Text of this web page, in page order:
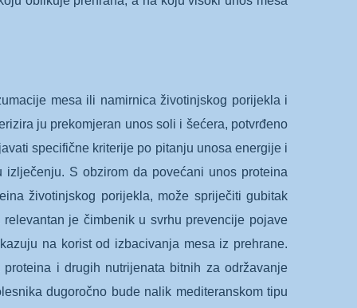
mesa ili namirnica životinjskog porijekla i
ju prekomjeran unos soli i šećera, potvrđeno
specifične kriterije po pitanju unosa energije i
S obzirom da povećani unos proteina
životinjskog porijekla, može spriječiti gubitak
je čimbenik u svrhu prevencije pojave
na korist od izbacivanja mesa iz prehrane.
i drugih nutrijenata bitnih za održavanje
dugoročno bude nalik mediteranskom tipu